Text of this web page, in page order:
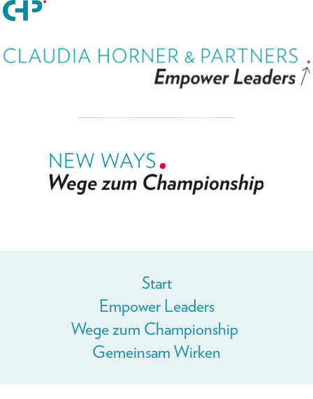
Start
Empower Leaders
Wege zum Championship
Gemeinsam Wirken